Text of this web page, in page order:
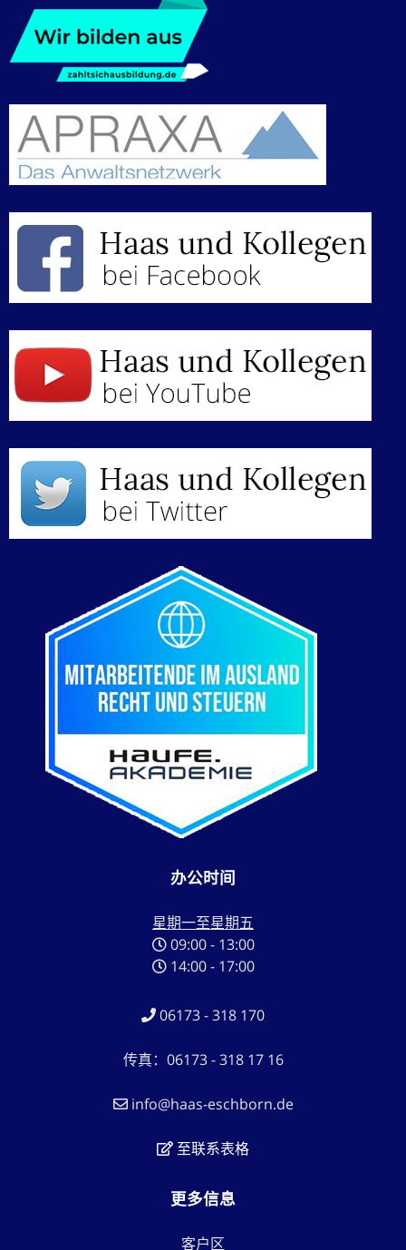
办公时间
星期一至星期五
09:00 - 13:00
14:00 - 17:00
06173 - 318 170
传真：06173 - 318 17 16
info@haas-eschborn.de
至联系表格
更多信息
客户区